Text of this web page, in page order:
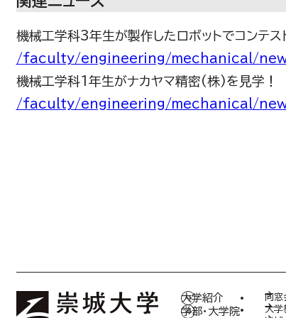
機械工学科3年生が製作したロボットでコンテス
/faculty/engineering/mechanical/
機械工学科1年生がナカヤマ精密(株)を見学！
/faculty/engineering/mechanical/
大学紹介
学部・大学院
同窓
大学